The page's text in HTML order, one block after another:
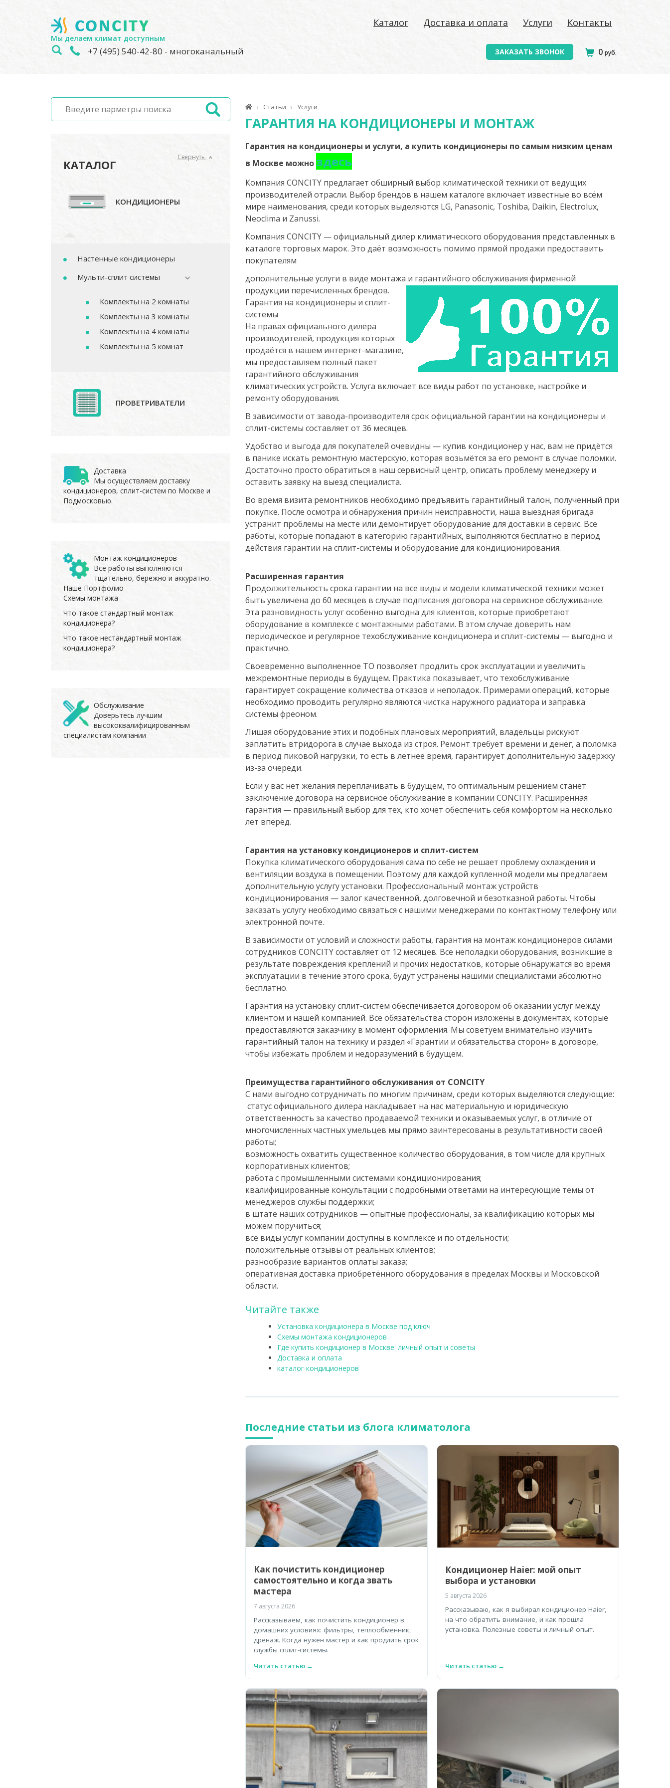
Мы делаем климат доступным
Каталог Доставка и оплата Услуги Контакты
+7 (495) 540-42-80 - многоканальный ЗАКАЗАТЬ ЗВОНОК 0 руб.
КАТАЛОГ
Свернуть
КОНДИЦИОНЕРЫ
Настенные кондиционеры
Мульти-сплит системы
Комплекты на 2 комнаты
Комплекты на 3 комнаты
Комплекты на 4 комнаты
Комплекты на 5 комнат
ПРОВЕТРИВАТЕЛИ
Доставка
Мы осуществляем доставку
кондиционеров, сплит-систем по Москве и
Подмосковью.
Монтаж кондиционеров
Все работы выполняются
тщательно, бережно и аккуратно.
Наше Портфолио
Схемы монтажа
Что такое стандартный монтаж
кондиционера?
Что такое нестандартный монтаж
кондиционера?
Обслуживание
Доверьтесь лучшим
высококвалифицированным
специалистам компании
Статьи Услуги
ГАРАНТИЯ НА КОНДИЦИОНЕРЫ И МОНТАЖ
Гарантия на кондиционеры и услуги, а купить кондиционеры по самым низким ценам
в Москве можно здесь
Компания CONCITY предлагает обширный выбор климатической техники от ведущих
производителей отрасли. Выбор брендов в нашем каталоге включает известные во всём
мире наименования, среди которых выделяются LG, Panasonic, Toshiba, Daikin, Electrolux,
Neoclima и Zanussi.
Компания CONCITY — официальный дилер климатического оборудования представленных в
каталоге торговых марок. Это даёт возможность помимо прямой продажи предоставить
покупателям
дополнительные услуги в виде монтажа и гарантийного обслуживания фирменной
продукции перечисленных брендов.
Гарантия на кондиционеры и сплит-
системы
На правах официального дилера
производителей, продукция которых
продаётся в нашем интернет-магазине,
мы предоставляем полный пакет
гарантийного обслуживания
климатических устройств. Услуга включает все виды работ по установке, настройке и
ремонту оборудования.
В зависимости от завода-производителя срок официальной гарантии на кондиционеры и
сплит-системы составляет от 36 месяцев.
Удобство и выгода для покупателей очевидны — купив кондиционер у нас, вам не придётся
в панике искать ремонтную мастерскую, которая возьмётся за его ремонт в случае поломки.
Достаточно просто обратиться в наш сервисный центр, описать проблему менеджеру и
оставить заявку на выезд специалиста.
Во время визита ремонтников необходимо предъявить гарантийный талон, полученный при
покупке. После осмотра и обнаружения причин неисправности, наша выездная бригада
устранит проблемы на месте или демонтирует оборудование для доставки в сервис. Все
работы, которые попадают в категорию гарантийных, выполняются бесплатно в период
действия гарантии на сплит-системы и оборудование для кондиционирования.
Расширенная гарантия
Продолжительность срока гарантии на все виды и модели климатической техники может
быть увеличена до 60 месяцев в случае подписания договора на сервисное обслуживание.
Эта разновидность услуг особенно выгодна для клиентов, которые приобретают
оборудование в комплексе с монтажными работами. В этом случае доверить нам
периодическое и регулярное техобслуживание кондиционера и сплит-системы — выгодно и
практично.
Своевременно выполненное ТО позволяет продлить срок эксплуатации и увеличить
межремонтные периоды в будущем. Практика показывает, что техобслуживание
гарантирует сокращение количества отказов и неполадок. Примерами операций, которые
необходимо проводить регулярно являются чистка наружного радиатора и заправка
системы фреоном.
Лишая оборудование этих и подобных плановых мероприятий, владельцы рискуют
заплатить втридорога в случае выхода из строя. Ремонт требует времени и денег, а поломка
в период пиковой нагрузки, то есть в летнее время, гарантирует дополнительную задержку
из-за очереди.
Если у вас нет желания переплачивать в будущем, то оптимальным решением станет
заключение договора на сервисное обслуживание в компании CONCITY. Расширенная
гарантия — правильный выбор для тех, кто хочет обеспечить себя комфортом на несколько
лет вперёд.
Гарантия на установку кондиционеров и сплит-систем
Покупка климатического оборудования сама по себе не решает проблему охлаждения и
вентиляции воздуха в помещении. Поэтому для каждой купленной модели мы предлагаем
дополнительную услугу установки. Профессиональный монтаж устройств
кондиционирования — залог качественной, долговечной и безотказной работы. Чтобы
заказать услугу необходимо связаться с нашими менеджерами по контактному телефону или
электронной почте.
В зависимости от условий и сложности работы, гарантия на монтаж кондиционеров силами
сотрудников CONCITY составляет от 12 месяцев. Все неполадки оборудования, возникшие в
результате повреждения креплений и прочих недостатков, которые обнаружатся во время
эксплуатации в течение этого срока, будут устранены нашими специалистами абсолютно
бесплатно.
Гарантия на установку сплит-систем обеспечивается договором об оказании услуг между
клиентом и нашей компанией. Все обязательства сторон изложены в документах, которые
предоставляются заказчику в момент оформления. Мы советуем внимательно изучить
гарантийный талон на технику и раздел «Гарантии и обязательства сторон» в договоре,
чтобы избежать проблем и недоразумений в будущем.
Преимущества гарантийного обслуживания от CONCITY
С нами выгодно сотрудничать по многим причинам, среди которых выделяются следующие:
статус официального дилера накладывает на нас материальную и юридическую
ответственность за качество продаваемой техники и оказываемых услуг, в отличие от
многочисленных частных умельцев мы прямо заинтересованы в результативности своей
работы;
возможность охватить существенное количество оборудования, в том числе для крупных
корпоративных клиентов;
работа с промышленными системами кондиционирования;
квалифицированные консультации с подробными ответами на интересующие темы от
менеджеров службы поддержки;
в штате наших сотрудников — опытные профессионалы, за квалификацию которых мы
можем поручиться;
все виды услуг компании доступны в комплексе и по отдельности;
положительные отзывы от реальных клиентов;
разнообразие вариантов оплаты заказа;
оперативная доставка приобретённого оборудования в пределах Москвы и Московской
области.
Читайте также
Установка кондиционера в Москве под ключ
Схемы монтажа кондиционеров
Где купить кондиционер в Москве: личный опыт и советы
Доставка и оплата
каталог кондиционеров
Последние статьи из блога климатолога
Как почистить кондиционер
самостоятельно и когда звать
мастера
7 августа 2026
Рассказываем, как почистить кондиционер в
домашних условиях: фильтры, теплообменник,
дренаж. Когда нужен мастер и как продлить срок
службы сплит-системы.
Читать статью →
Кондиционер Haier: мой опыт
выбора и установки
5 августа 2026
Рассказываю, как я выбирал кондиционер Haier,
на что обратить внимание, и как прошла
установка. Полезные советы и личный опыт.
Читать статью →